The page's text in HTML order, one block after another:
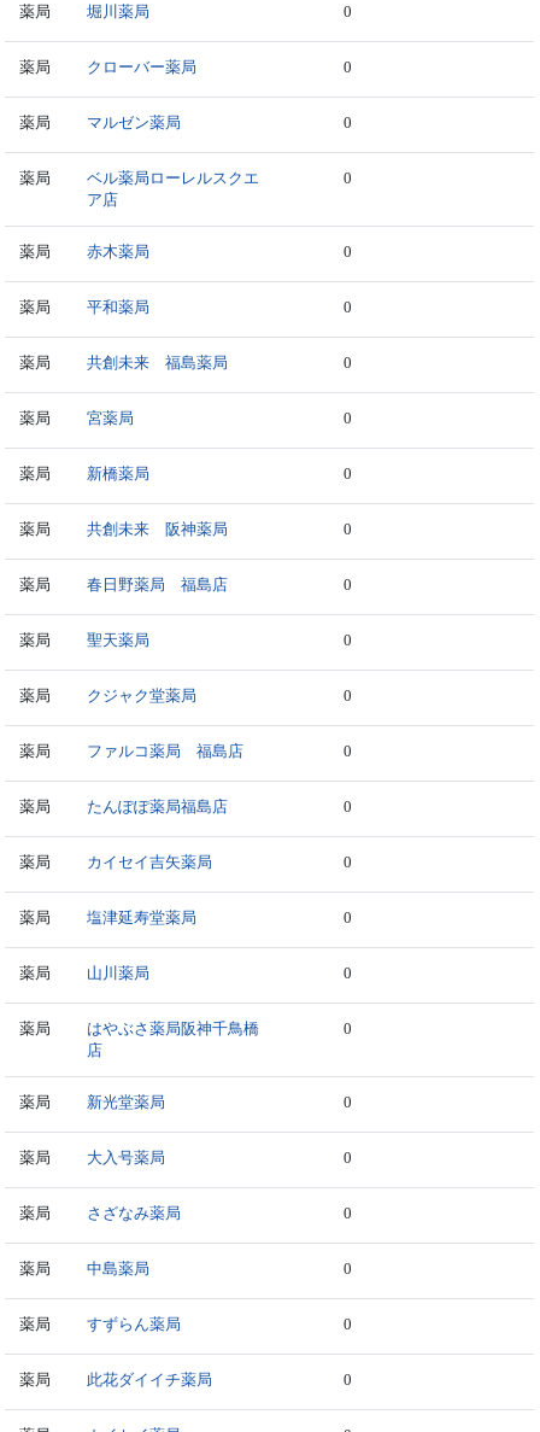
薬局 堀川薬局 0
薬局 クローバー薬局 0
薬局 マルゼン薬局 0
薬局
ベル薬局ローレルスクエ
ア店
0
薬局 赤木薬局 0
薬局 平和薬局 0
薬局 共創未来 福島薬局 0
薬局 宮薬局 0
薬局 新橋薬局 0
薬局 共創未来 阪神薬局 0
薬局 春日野薬局 福島店 0
薬局 聖天薬局 0
薬局 クジャク堂薬局 0
薬局 ファルコ薬局 福島店 0
薬局 たんぽぽ薬局福島店 0
薬局 カイセイ吉矢薬局 0
薬局 塩津延寿堂薬局 0
薬局 山川薬局 0
薬局
はやぶさ薬局阪神千鳥橋
店
0
薬局 新光堂薬局 0
薬局 大入号薬局 0
薬局 さざなみ薬局 0
薬局 中島薬局 0
薬局 すずらん薬局 0
薬局 此花ダイイチ薬局 0